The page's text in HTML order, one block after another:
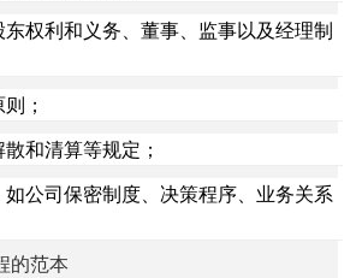
权利和义务、董事、监事以及经理制
；
和清算等规定；
公司保密制度、决策程序、业务关系
的范本